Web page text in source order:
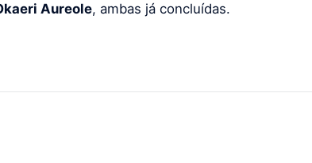
Aureole, ambas já concluídas.